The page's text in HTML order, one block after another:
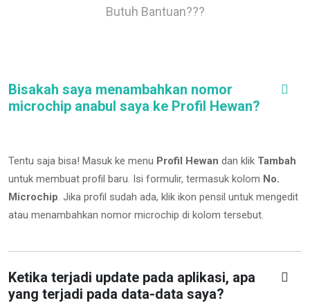
Butuh Bantuan???
Bisakah saya menambahkan nomor
microchip anabul saya ke Profil Hewan?
Tentu saja bisa! Masuk ke menu Profil Hewan dan klik Tambah
untuk membuat profil baru. Isi formulir, termasuk kolom No.
Microchip. Jika profil sudah ada, klik ikon pensil untuk mengedit
atau menambahkan nomor microchip di kolom tersebut.
Ketika terjadi update pada aplikasi, apa
yang terjadi pada data-data saya?